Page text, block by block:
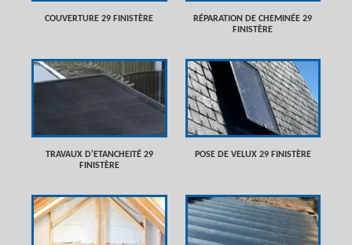
COUVERTURE 29 FINISTÈRE
RÉPARATION DE CHEMINÉE 29
FINISTÈRE
TRAVAUX D'ETANCHEITÉ 29
FINISTÈRE
POSE DE VELUX 29 FINISTÈRE